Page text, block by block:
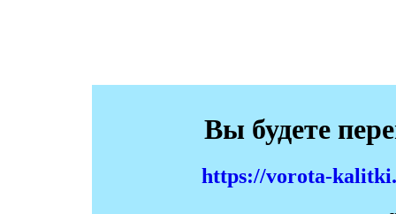
Вы будете
https://vorota-